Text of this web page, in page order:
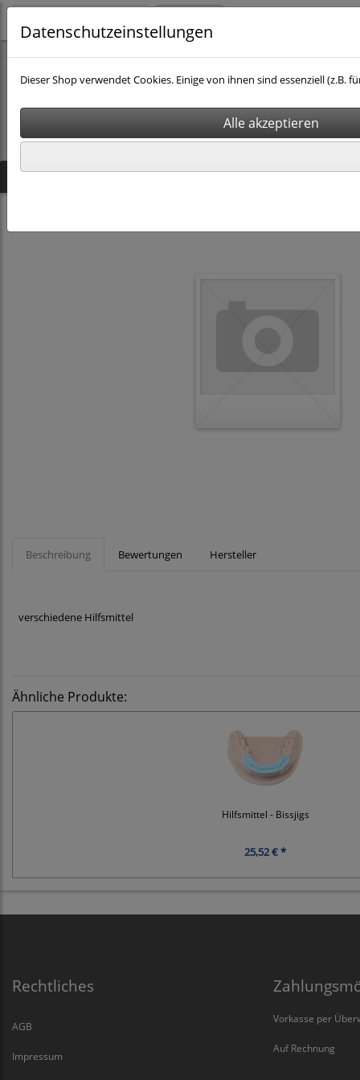
Startseite Produkte Kontakt
Beschreibung Bewertungen Hersteller
verschiedene Hilfsmittel
Ähnliche Produkte:
Hilfsmittel - Bissjigs
25,52 € *
Rechtliches
AGB
Impressum
Vorkasse per
Auf Rechnung
Datenschutzeinstellungen
Dieser Shop verwendet Cookies. Einige von ihnen sind essenziell